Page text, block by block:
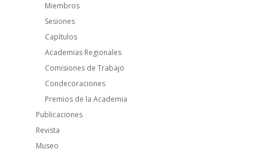
Miembros
Sesiones
Capítulos
Academias Regionales
Comisiones de Trabajo
Condecoraciones
Premios de la Academia
Publicaciones
Revista
Museo